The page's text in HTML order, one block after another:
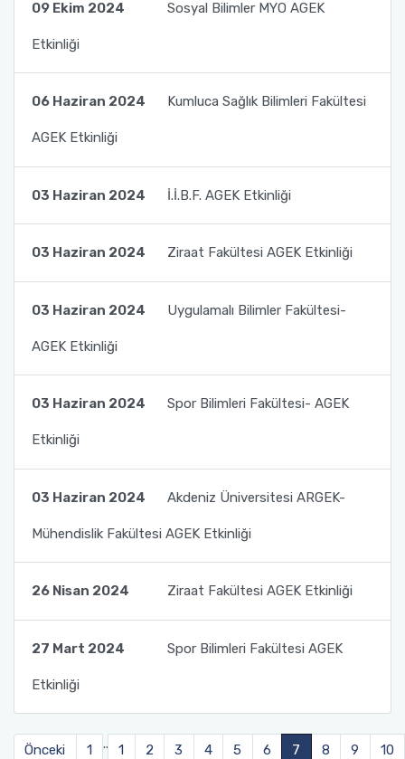
09 Ekim 2024 Sosyal Bilimler MYO AGEK
Etkinliği
06 Haziran 2024 Kumluca Sağlık Bilimleri Fakültesi
AGEK Etkinliği
03 Haziran 2024 İ.İ.B.F. AGEK Etkinliği
03 Haziran 2024 Ziraat Fakültesi AGEK Etkinliği
03 Haziran 2024 Uygulamalı Bilimler Fakültesi-
AGEK Etkinliği
03 Haziran 2024 Spor Bilimleri Fakültesi- AGEK
Etkinliği
03 Haziran 2024 Akdeniz Üniversitesi ARGEK-
Mühendislik Fakültesi AGEK Etkinliği
26 Nisan 2024 Ziraat Fakültesi AGEK Etkinliği
27 Mart 2024 Spor Bilimleri Fakültesi AGEK
Etkinliği
Önceki 1 .. 1 2 3 4 5 6 7 8 9 10